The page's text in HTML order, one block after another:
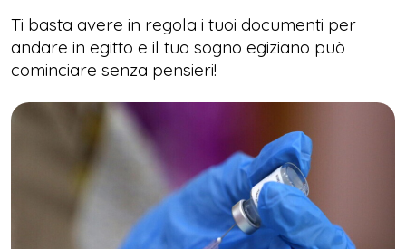
Ti basta avere in regola i tuoi documenti per
andare in egitto e il tuo sogno egiziano può
cominciare senza pensieri!